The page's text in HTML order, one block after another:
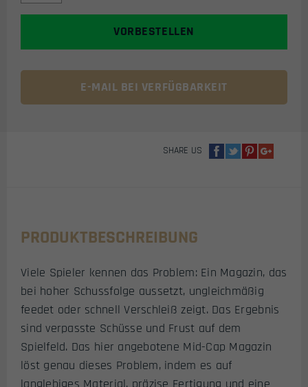
POLYMER
150
VORBESTELLEN
E-MAIL BEI VERFÜGBARKEIT
SHARE US
PRODUKTBESCHREIBUNG
Viele Spieler kennen das Problem: Ein Magazin, das
bei hoher Schussfolge aussetzt, ungleichmäßig
feedet oder schnell Verschleiß zeigt. Das Ergebnis
sind verpasste Schüsse und Frust auf dem
Spielfeld. Das hier angebotene Mid-Cap Magazin
löst genau dieses Problem, indem es auf
langlebiges Material, präzise Fertigung und eine